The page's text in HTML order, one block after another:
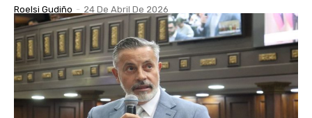
Roelsi Gudiño - 24 De Abril De 2026